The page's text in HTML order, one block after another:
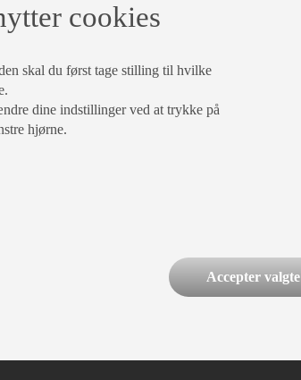
cookies
skal du først tage stilling til hvilke
dine indstillinger ved at trykke på
hjørne.
Accepter valgte